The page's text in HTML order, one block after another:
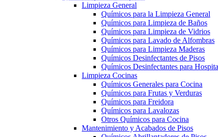
Limpieza General
Químicos para la Limpieza General
Químicos para Limpieza de Baños
Químicos para Limpieza de Vidrios
Químicos para Lavado de Alfombras
Químicos para Limpieza Maderas
Químicos Desinfectantes de Pisos
Químicos Desinfectantes para
Limpieza Cocinas
Químicos Generales para Cocina
Químicos para Frutas y Verduras
Químicos para Freidora
Químicos para Lavalozas
Otros Químicos para Cocina
Mantenimiento y Acabados de Pisos